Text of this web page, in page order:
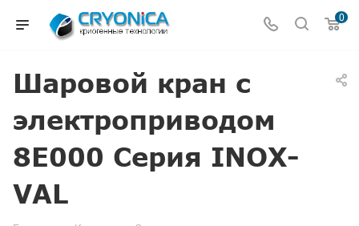
0
Шаровой кран с
электроприводом
8E000 Серия INOX-
VAL